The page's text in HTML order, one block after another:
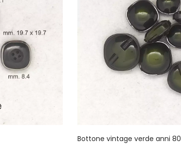
Bottone vintage verde anni 80